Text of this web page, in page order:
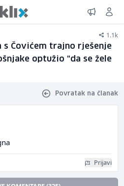
1.1k
s Čovićem trajno rješenje
optužio "da se žele
Povratak na članak
Prijavi